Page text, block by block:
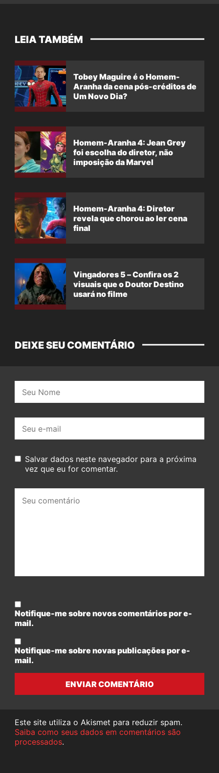
LEIA TAMBÉM
Tobey Maguire é o Homem-
Aranha da cena pós-créditos de
Um Novo Dia?
Homem-Aranha 4: Jean Grey
foi escolha do diretor, não
imposição da Marvel
Homem-Aranha 4: Diretor
revela que chorou ao ler cena
final
Vingadores 5 – Confira os 2
visuais que o Doutor Destino
usará no filme
DEIXE SEU COMENTÁRIO
mail:
Salvar dados neste navegador para a próxima
vez que eu for comentar.
comentário:
Notifique-me sobre novos comentários por e-
mail.
Notifique-me sobre novas publicações por e-
mail.
ENVIAR COMENTÁRIO
Este site utiliza o Akismet para reduzir spam.
Saiba como seus dados em comentários são
processados.